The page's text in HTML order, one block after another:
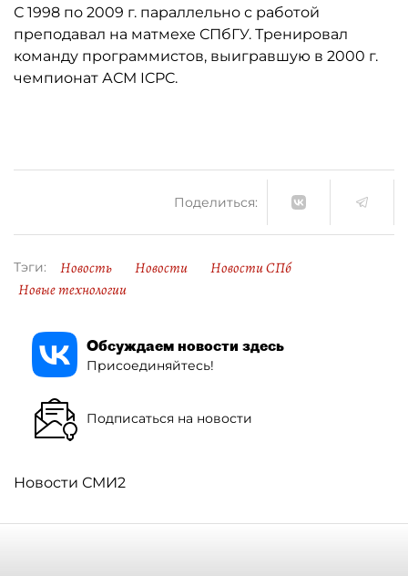
С 1998 по 2009 г. параллельно с работой
преподавал на матмехе СПбГУ. Тренировал
команду программистов, выигравшую в 2000 г.
чемпионат АСМ ICPC.
Поделиться:
Тэги: Новость Новости
Новости СПб
Новые технологии
Обсуждаем новости здесь
Присоединяйтесь!
Подписаться на новости
Новости СМИ2